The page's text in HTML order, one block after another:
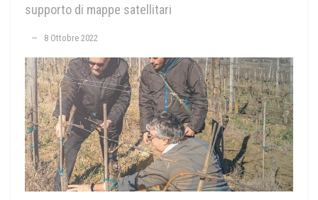
supporto di mappe satellitari
8 Ottobre 2022